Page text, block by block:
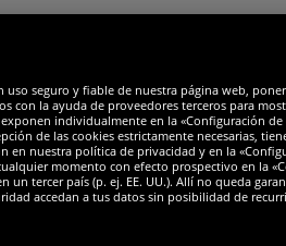
seguro y fiable de nuestra página web,
la ayuda de proveedores terceros para
individualmente en la «Configuración
de las cookies estrictamente necesarias,
en nuestra política de privacidad y en la
momento con efecto prospectivo en la
tercer país (p. ej. EE. UU.). Allí no queda
accedan a tus datos sin posibilidad de